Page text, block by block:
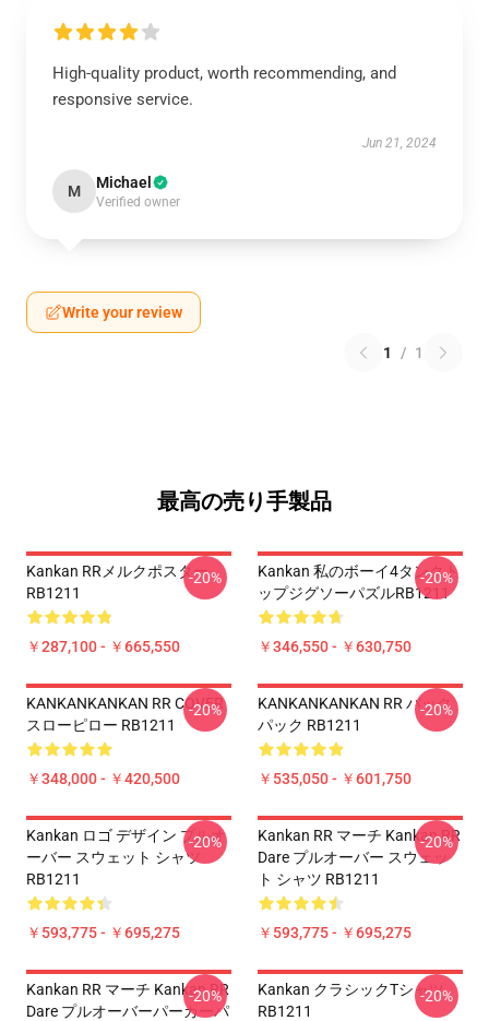
High-quality product, worth recommending, and
responsive service.
Jun 21, 2024
M Michael
Verified owner
Write your review
1 / 1
最高の売り手製品
Kankan RRメルクポスター
RB1211
￥287,100 - ￥665,550
-20%
Kankan 私のボーイ4タンクト
ップジグソーパズルRB1211
￥346,550 - ￥630,750
-20%
KANKANKANKAN RR COVER
スローピロー RB1211
￥348,000 - ￥420,500
-20%
KANKANKANKAN RR バック
パック RB1211
￥535,050 - ￥601,750
-20%
Kankan ロゴ デザイン プルオ
ーバー スウェット シャツ
RB1211
￥593,775 - ￥695,275
-20%
Kankan RR マーチ Kankan RR
Dare プルオーバー スウェッ
ト シャツ RB1211
￥593,775 - ￥695,275
-20%
Kankan RR マーチ Kankan RR
Dare プルオーバーパーカーパ
-20%
Kankan クラシックTシャツ
RB1211
-20%